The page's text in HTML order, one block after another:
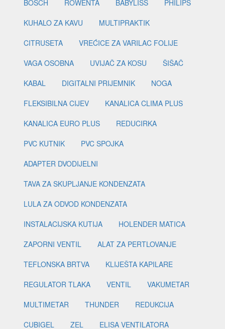
BOSCH
ROWENTA BABYLISS
PHILIPS
KUHALO ZA KAVU
MULTIPRAKTIK
CITRUSETA
VREĆICE ZA VARILAC FOLIJE
VAGA OSOBNA
UVIJAČ ZA KOSU
ŠIŠAČ
KABAL
DIGITALNI PRIJEMNIK
NOGA
FLEKSIBILNA CIJEV
KANALICA CLIMA PLUS
KANALICA EURO PLUS
REDUCIRKA
PVC KUTNIK
PVC SPOJKA
ADAPTER DVODIJELNI
TAVA ZA SKUPLJANJE KONDENZATA
LULA ZA ODVOD KONDENZATA
INSTALACIJSKA KUTIJA
HOLENDER MATICA
ZAPORNI VENTIL
ALAT ZA PERTLOVANJE
TEFLONSKA BRTVA
KLIJEŠTA KAPILARE
REGULATOR TLAKA
VENTIL
VAKUMETAR
MULTIMETAR
THUNDER
REDUKCIJA
CUBIGEL
ZEL
ELISA VENTILATORA